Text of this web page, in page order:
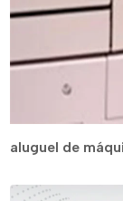
aluguel de